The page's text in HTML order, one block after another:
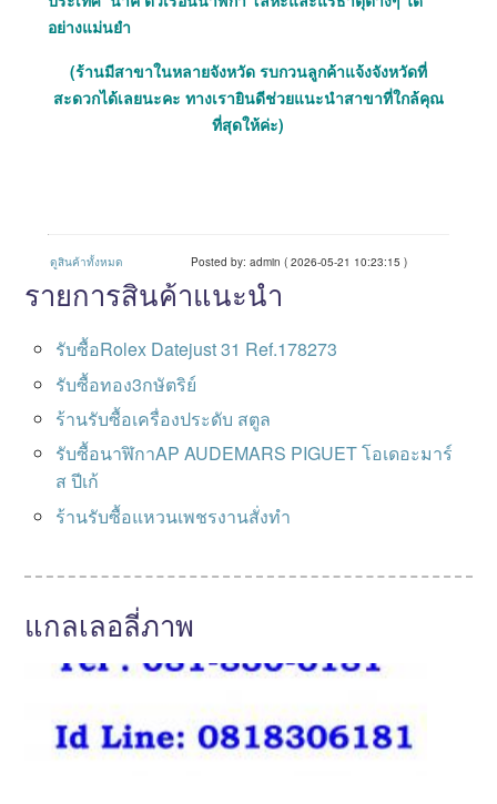
อย่างแม่นยำ
(ร้านมีสาขาในหลายจังหวัด รบกวนลูกค้าแจ้งจังหวัดที่
สะดวกได้เลยนะคะ ทางเรายินดีช่วยแนะนำสาขาที่ใกล้คุณ
ที่สุดให้ค่ะ)
ดูสินค้าทั้งหมด Posted by: admin ( 2026-05-21 10:23:15 )
รายการสินค้าแนะนำ
รับซื้อRolex Datejust 31 Ref.178273
รับซื้อทอง3กษัตริย์
ร้านรับซื้อเครื่องประดับ สตูล
รับซื้อนาฬิกาAP AUDEMARS PIGUET โอเดอะมาร์
ส ปีเก้
ร้านรับซื้อแหวนเพชรงานสั่งทำ
แกลเลอลี่ภาพ